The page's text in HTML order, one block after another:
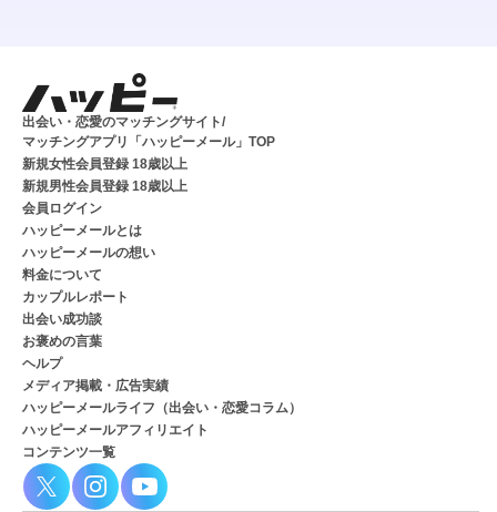
出会い・恋愛のマッチングサイト/
マッチングアプリ「ハッピーメール」TOP
新規女性会員登録 18歳以上
新規男性会員登録 18歳以上
会員ログイン
ハッピーメールとは
ハッピーメールの想い
料金について
カップルレポート
出会い成功談
お褒めの言葉
ヘルプ
メディア掲載・広告実績
ハッピーメールライフ（出会い・恋愛コラム）
ハッピーメールアフィリエイト
コンテンツ一覧